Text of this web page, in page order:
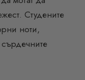
Студените
ноти,